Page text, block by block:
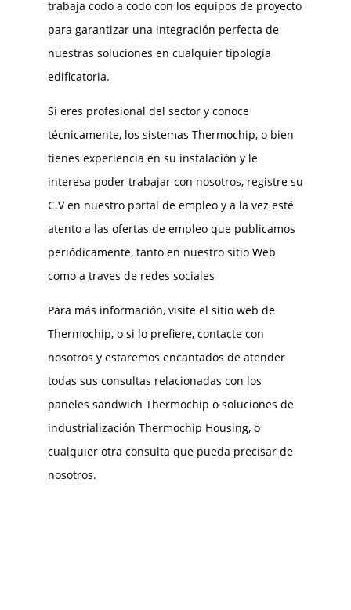
trabaja codo a codo con los equipos de proyecto
para garantizar una integración perfecta de
nuestras soluciones en cualquier tipología
edificatoria.
Si eres profesional del sector y conoce
técnicamente, los sistemas Thermochip, o bien
tienes experiencia en su instalación y le
interesa poder trabajar con nosotros, registre su
C.V en nuestro portal de empleo y a la vez esté
atento a las ofertas de empleo que publicamos
periódicamente, tanto en nuestro sitio Web
como a traves de redes sociales
Para más información, visite el sitio web de
Thermochip, o si lo prefiere, contacte con
nosotros y estaremos encantados de atender
todas sus consultas relacionadas con los
paneles sandwich Thermochip o soluciones de
industrialización Thermochip Housing, o
cualquier otra consulta que pueda precisar de
nosotros.